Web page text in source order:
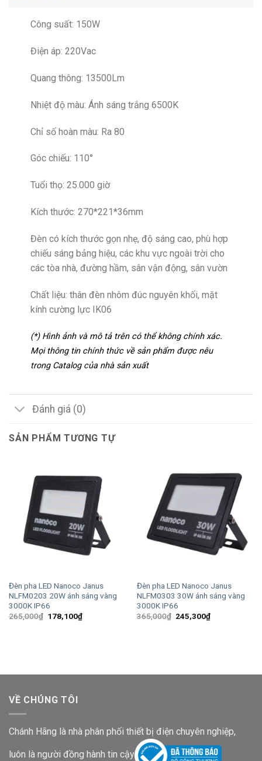
Công suất: 150W
Điện áp: 220Vac
Quang thông: 13500Lm
Nhiệt độ màu: Ánh sáng trắng 6500K
Chỉ số hoàn màu: Ra 80
Góc chiếu: 110°
Tuổi thọ: 25.000 giờ
Kích thước: 270*221*36mm
Đèn có kích thước gọn nhẹ, độ sáng cao, phù hợp
chiếu sáng bảng hiệu, các khu vực ngoài trời cho
các tòa nhà, đường hầm, sân vận động, sân vườn
Chất liệu: thân đèn nhôm đúc nguyên khối, mặt
kính cường lực IK06
(*) Hình ảnh và mô tả trên có thể không chính xác.
Mọi thông tin chính thức về sản phẩm được nêu
trong Catalog của nhà sản xuất
Đánh giá (0)
SẢN PHẨM TƯƠNG TỰ
Đèn pha LED Nanoco Janus
NLFM0203 20W ánh sáng vàng
3000K IP66
265,000₫ Giá
178,100₫Giá
hiện
Đèn pha LED Nanoco Janus
NLFM0303 30W ánh sáng vàng
3000K IP66
365,000₫ Giá
245,300₫Giá
hiện
VỀ CHÚNG TÔI
Chánh Hãng là nhà phân phối thiết bị điện chuyên nghiệp,
luôn là người đồng hành tin cậy